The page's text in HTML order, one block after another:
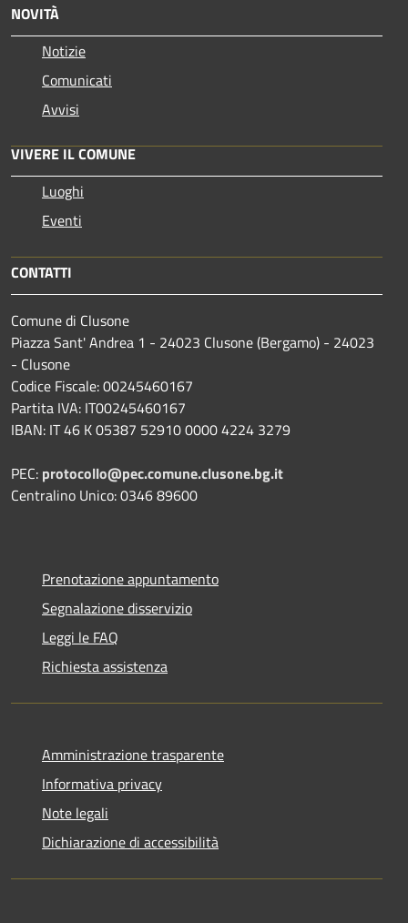
NOVITÀ
Notizie
Comunicati
Avvisi
VIVERE IL COMUNE
Luoghi
Eventi
CONTATTI
Comune di Clusone
Piazza Sant' Andrea 1 - 24023 Clusone (Bergamo) - 24023
- Clusone
Codice Fiscale: 00245460167
Partita IVA: IT00245460167
IBAN: IT 46 K 05387 52910 0000 4224 3279
PEC: protocollo@pec.comune.clusone.bg.it
Centralino Unico: 0346 89600
Prenotazione appuntamento
Segnalazione disservizio
Leggi le FAQ
Richiesta assistenza
Amministrazione trasparente
Informativa privacy
Note legali
Dichiarazione di accessibilità